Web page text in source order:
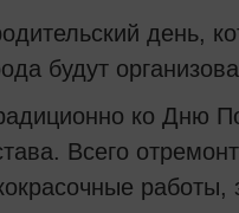
день,
будут
ко Дню
Всего